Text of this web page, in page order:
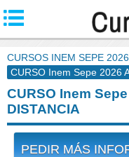
CURSOS INEM SEPE 2026
CURSO Inem Sepe 2026
CURSO Inem
DISTANCIA
PEDIR MÁS